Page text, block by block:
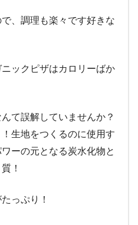
、調理も楽々です好きな
ックピザはカロリーばか
て誤解していませんか？
生地をつくるのに使用す
ーの元となる炭水化物と
！
っぷり！